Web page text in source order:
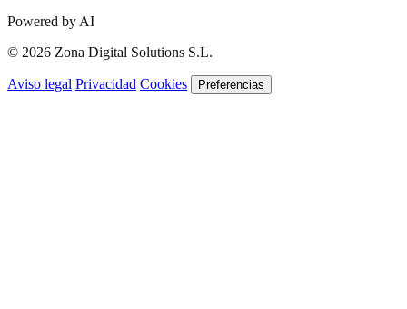
Powered by AI
© 2026 Zona Digital Solutions S.L.
Aviso legal Privacidad Cookies Preferencias